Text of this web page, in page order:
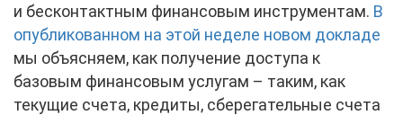
и бесконтактным финансовым инструментам. В
опубликованном на этой неделе новом докладе
мы объясняем, как получение доступа к
базовым финансовым услугам – таким, как
текущие счета, кредиты, сберегательные счета